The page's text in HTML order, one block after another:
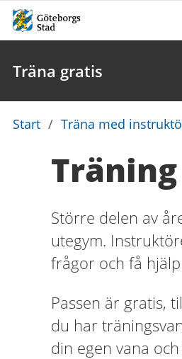
Träna gratis
Du
Start / Träna med
Större delen av
utegym.
frågor och få
Passen är gratis,
du har
din egen vana